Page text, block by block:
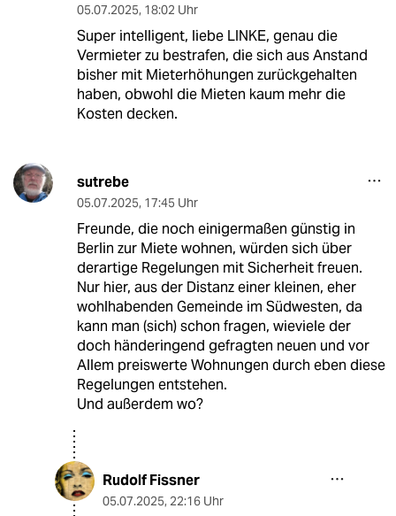
05.07.2025, 18:02 Uhr
Super intelligent, liebe LINKE, genau die
Vermieter zu bestrafen, die sich aus Anstand
bisher mit Mieterhöhungen zurückgehalten
haben, obwohl die Mieten kaum mehr die
Kosten decken.
sutrebe
05.07.2025, 17:45 Uhr
Freunde, die noch einigermaßen günstig in
Berlin zur Miete wohnen, würden sich über
derartige Regelungen mit Sicherheit freuen.
Nur hier, aus der Distanz einer kleinen, eher
wohlhabenden Gemeinde im Südwesten, da
kann man (sich) schon fragen, wieviele der
doch händeringend gefragten neuen und vor
Allem preiswerte Wohnungen durch eben diese
Regelungen entstehen.
Und außerdem wo?
Rudolf Fissner
05.07.2025, 22:16 Uhr